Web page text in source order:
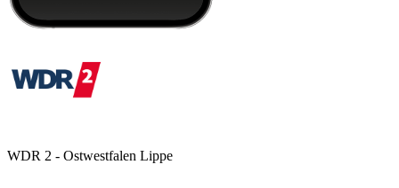
WDR 2 - Ostwestfalen Lippe